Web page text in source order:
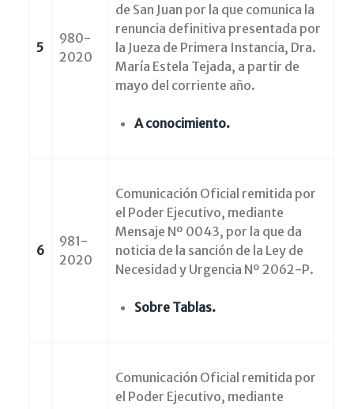
5
980-
2020
de San Juan por la que comunica la
renuncia definitiva presentada por
la Jueza de Primera Instancia, Dra.
María Estela Tejada, a partir de
mayo del corriente año.
A conocimiento.
6
981-
2020
Comunicación Oficial remitida por
el Poder Ejecutivo, mediante
Mensaje Nº 0043, por la que da
noticia de la sanción de la Ley de
Necesidad y Urgencia Nº 2062-P.
Sobre Tablas.
Comunicación Oficial remitida por
el Poder Ejecutivo, mediante